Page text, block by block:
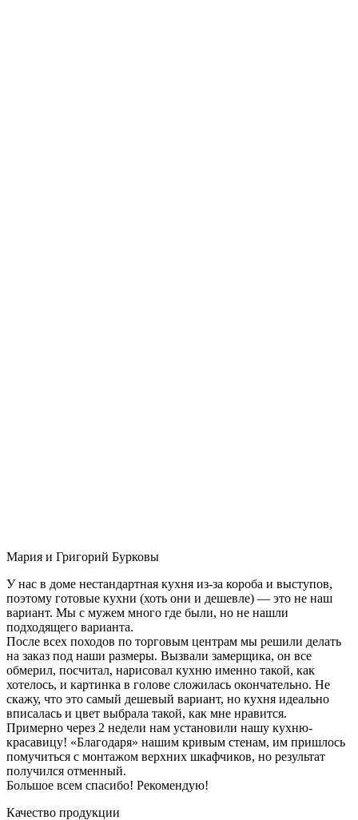
Мария и Григорий Бурковы
У нас в доме нестандартная кухня из-за короба и выступов,
поэтому готовые кухни (хоть они и дешевле) — это не наш
вариант. Мы с мужем много где были, но не нашли
подходящего варианта.
После всех походов по торговым центрам мы решили делать
на заказ под наши размеры. Вызвали замерщика, он все
обмерил, посчитал, нарисовал кухню именно такой, как
хотелось, и картинка в голове сложилась окончательно. Не
скажу, что это самый дешевый вариант, но кухня идеально
вписалась и цвет выбрала такой, как мне нравится.
Примерно через 2 недели нам установили нашу кухню-
красавицу! «Благодаря» нашим кривым стенам, им пришлось
помучиться с монтажом верхних шкафчиков, но результат
получился отменный.
Большое всем спасибо! Рекомендую!
Качество продукции